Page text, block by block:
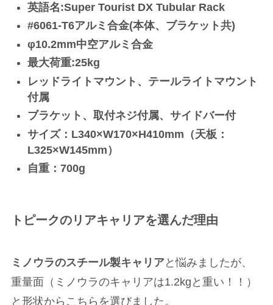
英語名:Super Tourist DX Tubular Rack
#6061-T6アルミ合金(本体、ブラケット共)
φ10.2mm中空アルミ合金
最大荷重:25kg
レッドライトマウント、テールライトマウント
付属
ブラケット、取付ネジ付属、サイドバー付
サイズ：L340×W170×H410mm（天板：
L325×W145mm）
自重：700g
トピークのリアキャリアを選んだ理由
ミノウラのスチール製キャリアと悩みましたが、
重量面（ ミノウラのキャリアは1.2kgと重い！！ ）
と形状からこちらを選びました。